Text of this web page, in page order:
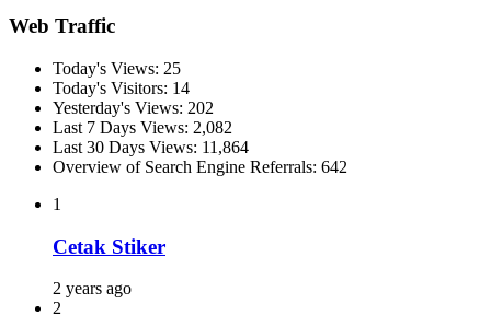
Web Traffic
Today's Views: 25
Today's Visitors: 14
Yesterday's Views: 202
Last 7 Days Views: 2,082
Last 30 Days Views: 11,864
Overview of Search Engine Referrals: 642
1
Cetak Stiker
2 years ago
2